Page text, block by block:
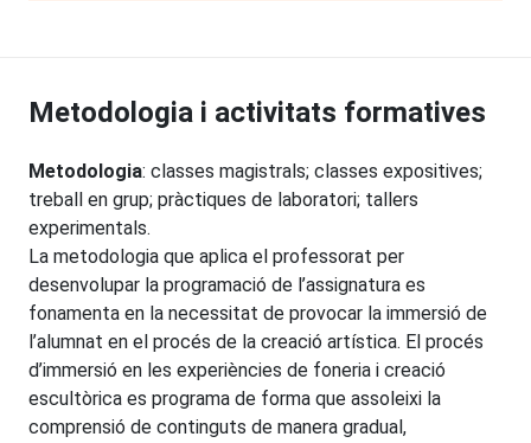
Metodologia i activitats formatives
Metodologia: classes magistrals; classes expositives;
treball en grup; pràctiques de laboratori; tallers
experimentals.
La metodologia que aplica el professorat per
desenvolupar la programació de l’assignatura es
fonamenta en la necessitat de provocar la immersió de
l’alumnat en el procés de la creació artística. El procés
d’immersió en les experiències de foneria i creació
escultòrica es programa de forma que assoleixi la
comprensió de continguts de manera gradual,